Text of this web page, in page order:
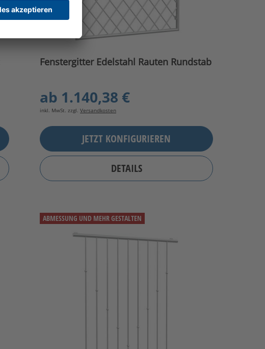
Fenstergitter Edelstahl Rauten Rundstab
ab 1.140,38 €
inkl. MwSt. zzgl. Versandkosten
JETZT KONFIGURIEREN
DETAILS
ABMESSUNG UND MEHR GESTALTEN